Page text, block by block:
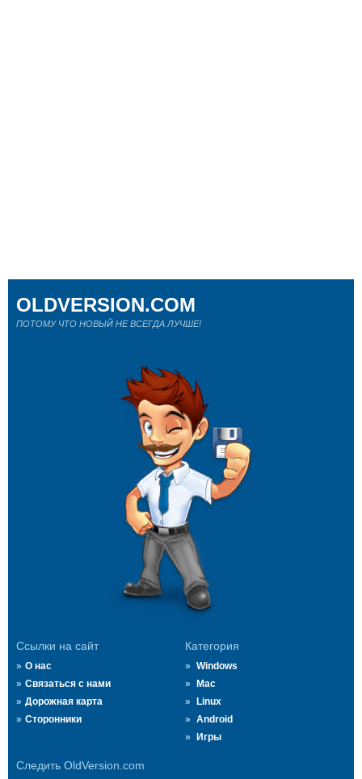
Ссылки на сайт
О нас
Связаться с нами
Дорожная карта
Сторонники
Категория
Windows
Mac
Linux
Android
Игры
Следить OldVersion.com
OLDVERSION.COM
ПОТОМУ ЧТО НОВЫЙ НЕ ВСЕГДА ЛУЧШЕ!